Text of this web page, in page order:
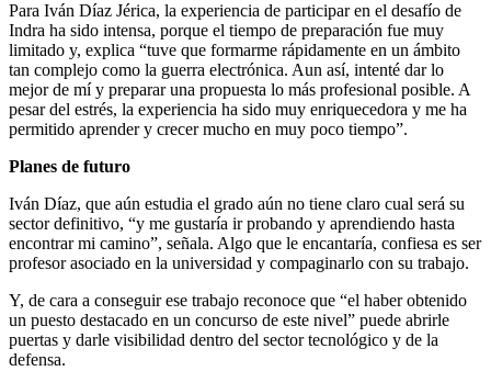
Para Iván Díaz Jérica, la experiencia de participar en el desafío de
Indra ha sido intensa, porque el tiempo de preparación fue muy
limitado y, explica “tuve que formarme rápidamente en un ámbito
tan complejo como la guerra electrónica. Aun así, intenté dar lo
mejor de mí y preparar una propuesta lo más profesional posible. A
pesar del estrés, la experiencia ha sido muy enriquecedora y me ha
permitido aprender y crecer mucho en muy poco tiempo”.
Planes de futuro
Iván Díaz, que aún estudia el grado aún no tiene claro cual será su
sector definitivo, “y me gustaría ir probando y aprendiendo hasta
encontrar mi camino”, señala. Algo que le encantaría, confiesa es ser
profesor asociado en la universidad y compaginarlo con su trabajo.
Y, de cara a conseguir ese trabajo reconoce que “el haber obtenido
un puesto destacado en un concurso de este nivel” puede abrirle
puertas y darle visibilidad dentro del sector tecnológico y de la
defensa.